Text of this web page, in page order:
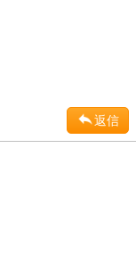
返信